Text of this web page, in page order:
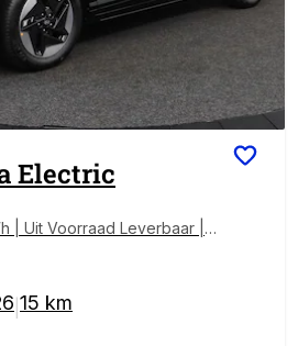
Electric
| Uit Voorraad Leverbaar | A
15 km